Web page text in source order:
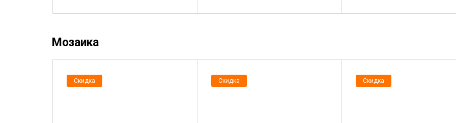
Мозаика
Скидка Скидка Скидка